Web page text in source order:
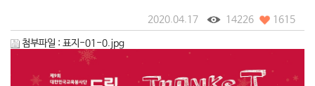
2020.04.17 14226 1615
첨부파일 : 표지-01-0.jpg